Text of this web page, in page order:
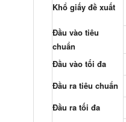
Khổ giấy đề xuất
Đầu vào tiêu
chuẩn
Đầu vào tối đa
Đầu ra tiêu chuẩn
Đầu ra tối đa